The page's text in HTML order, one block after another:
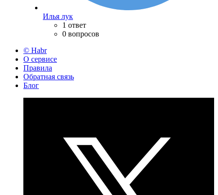
Илья лук
1 ответ
0 вопросов
© Habr
О сервисе
Правила
Обратная связь
Блог